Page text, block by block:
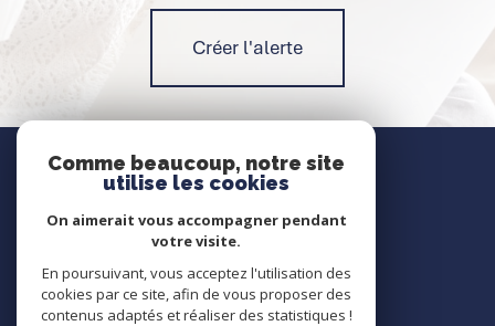
Créer l'alerte
Nous contacter
Contact
Nous suivre
Comme beaucoup, notre site
utilise les cookies
On aimerait vous accompagner pendant
votre visite.
En poursuivant, vous acceptez l'utilisation des
cookies par ce site, afin de vous proposer des
contenus adaptés et réaliser des statistiques !